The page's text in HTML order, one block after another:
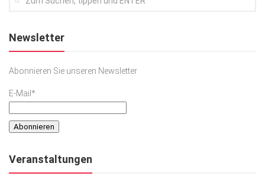
Newsletter
Abonnieren Sie unseren Newsletter
E-Mail*
Veranstaltungen